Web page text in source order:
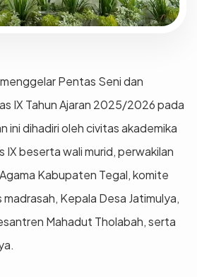
menggelar Pentas Seni dan
IX Tahun Ajaran 2025/2026 pada
ini dihadiri oleh civitas akademika
IX beserta wali murid, perwakilan
Kabupaten Tegal, komite
Kepala Desa Jatimulya,
Mahadut Tholabah, serta